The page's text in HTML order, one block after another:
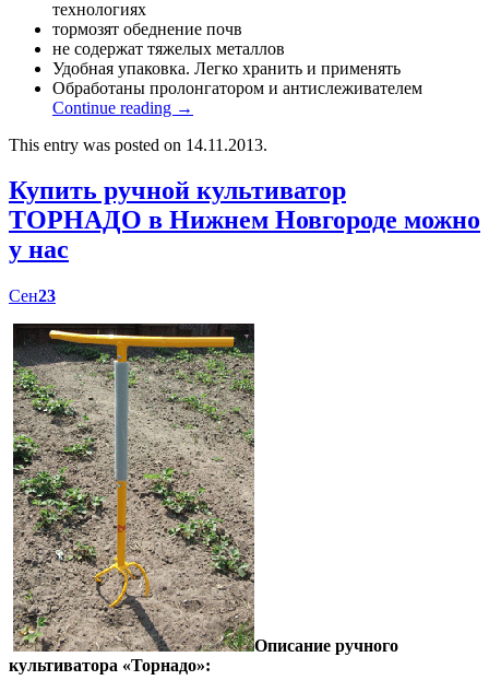
технологиях
тормозят обеднение почв
не содержат тяжелых металлов
Удобная упаковка. Легко хранить и применять
Обработаны пролонгатором и антислеживателем
Continue reading →
This entry was posted on 14.11.2013.
Купить ручной культиватор
ТОРНАДО в Нижнем Новгороде можно
у нас
Сен23
Описание ручного
культиватора «Торнадо»: